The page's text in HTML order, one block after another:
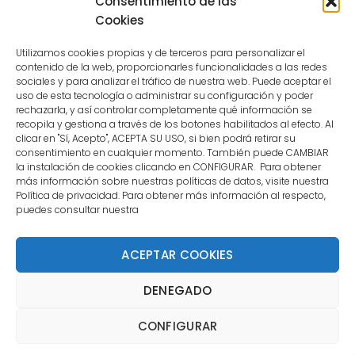
Cookies
Utilizamos cookies propias y de terceros para personalizar el
contenido de la web, proporcionarles funcionalidades a las redes
sociales y para analizar el tráfico de nuestra web. Puede aceptar el
uso de esta tecnología o administrar su configuración y poder
rechazarla, y así controlar completamente qué información se
recopila y gestiona a través de los botones habilitados al efecto. Al
clicar en "Sí, Acepto", ACEPTA SU USO, si bien podrá retirar su
consentimiento en cualquier momento. También puede CAMBIAR
la instalación de cookies clicando en CONFIGURAR. Para obtener
más información sobre nuestras políticas de datos, visite nuestra
Política de privacidad. Para obtener más información al respecto,
puedes consultar nuestra
ACEPTAR COOKIES
DENEGADO
CONFIGURAR
CONTACTO
MENÚ PRINCIPAL
MI CUENTA
DOCUMENTACIÓN
reservados. | La Mejor Tienda de Dardos y Dianas de